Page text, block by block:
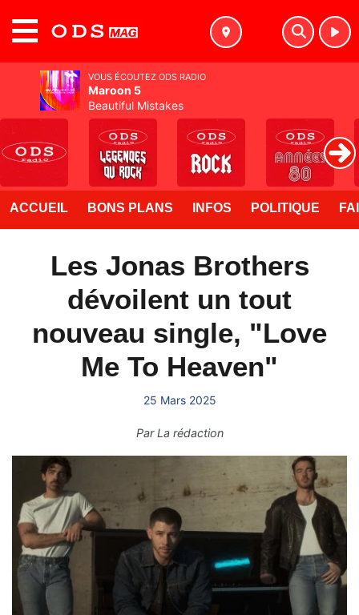
ACCUEIL BONS PLANS INFOS POLITIQUE
Les Jonas Brothers
dévoilent un tout
nouveau single, "Love
Me To Heaven"
25 Mars 2025
ParLa rédaction
VOUS ÉCOUTEZ ODS RADIO
Maroon 5
Beautiful Mistakes